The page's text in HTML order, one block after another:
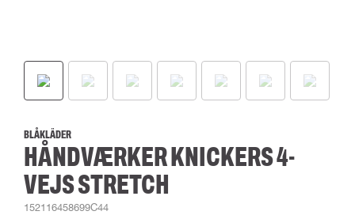
BLÅKLÄDER
HÅNDVÆRKER KNICKERS 4-
VEJS STRETCH
152116458699C44